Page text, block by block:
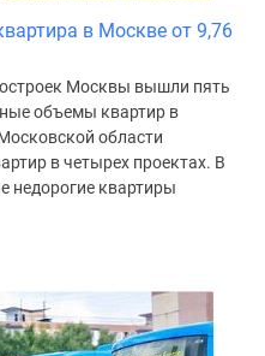
в Москве от 9,76
Москвы вышли пять
объемы квартир в
области
в четырех проектах. В
недорогие квартиры